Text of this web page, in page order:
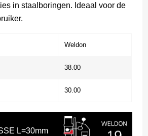
in staalboringen. Ideaal voor de
Weldon
38.00
30.00
L=30mm